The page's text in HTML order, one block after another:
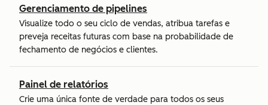
Gerenciamento de pipelines
Visualize todo o seu ciclo de vendas, atribua tarefas e
preveja receitas futuras com base na probabilidade de
fechamento de negócios e clientes.
Painel de relatórios
Crie uma única fonte de verdade para todos os seus